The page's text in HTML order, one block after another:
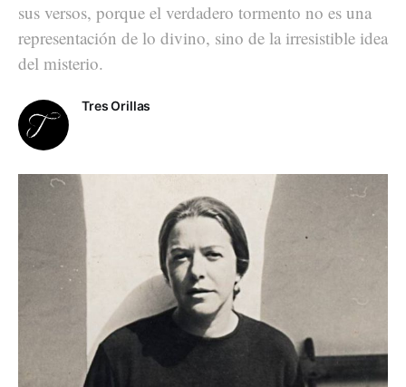
sus versos, porque el verdadero tormento no es una
representación de lo divino, sino de la irresistible idea
del misterio.
Tres Orillas